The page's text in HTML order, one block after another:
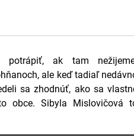
ak tam
ale keď tadiaľ
sa zhodnúť, ako sa
obce. Sibyla Mislovičová